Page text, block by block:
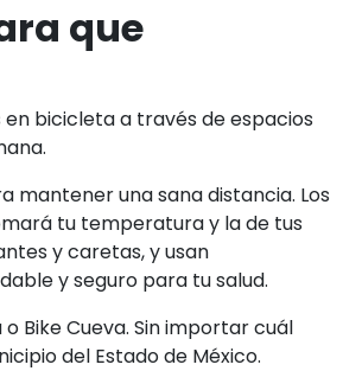
que
bicicleta a través de espacios
mantener una sana distancia. Los
tu temperatura y la de tus
y caretas, y usan
y seguro para tu salud.
Bike Cueva. Sin importar cuál
del Estado de México.